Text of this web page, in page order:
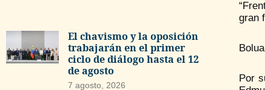
El chavismo y la oposición
trabajarán en el primer
ciclo de diálogo hasta el 12
de agosto
7 agosto, 2026
gran
Por